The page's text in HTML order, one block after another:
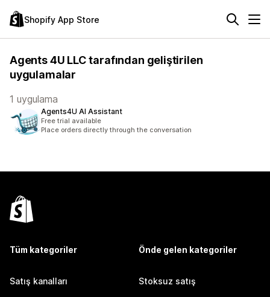
Shopify App Store
Agents 4U LLC tarafından geliştirilen
uygulamalar
1 uygulama
Agents4U AI Assistant
Free trial available
Place orders directly through the conversation
Tüm kategoriler
Satış kanalları
Önde gelen kategoriler
Stoksuz satış